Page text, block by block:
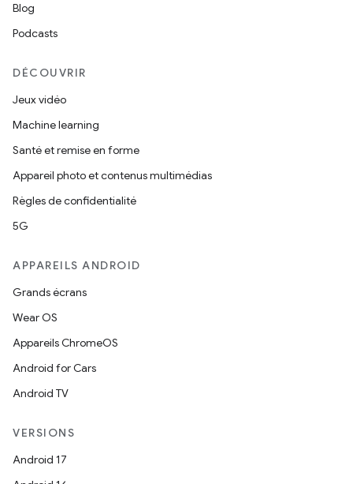
Blog
Podcasts
DÉCOUVRIR
Jeux vidéo
Machine learning
Santé et remise en forme
Appareil photo et contenus multimédias
Règles de confidentialité
5G
APPAREILS ANDROID
Grands écrans
Wear OS
Appareils ChromeOS
Android for Cars
Android TV
VERSIONS
Android 17